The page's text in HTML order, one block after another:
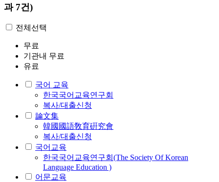
과 7건)
전체선택
무료
기관내 무료
유료
국어 교육
한국국어교육연구회
복사/대출신청
論文集
韓國國語敎育硏究會
복사/대출신청
국어교육
한국국어교육연구회(The Society Of Korean
Language Education )
어문교육